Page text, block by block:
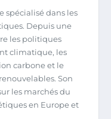
spécialisé dans les
Depuis une
les politiques
climatique, les
carbone et le
Son
les marchés du
en Europe et